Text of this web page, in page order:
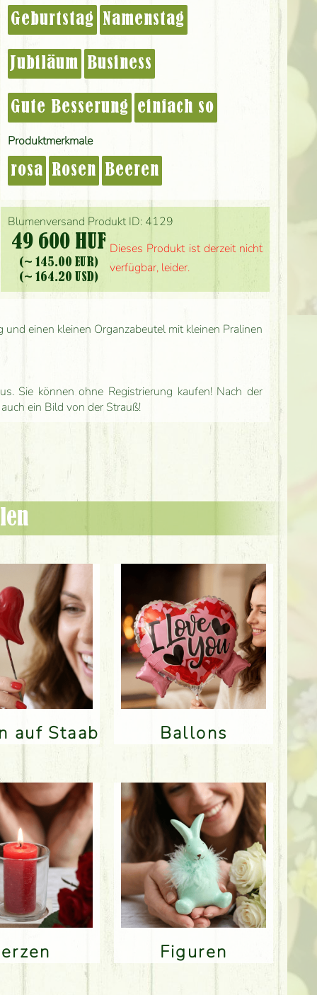
Blumenversand Produkt ID: 4129
49 600 HUF
(~ 145.00 EUR)
(~ 164.20 USD)
Dieses Produkt ist derzeit nicht
verfügbar, leider.
Geburtstag Namenstag
Jubiläum Business
Gute Besserung einfach so
Produktmerkmale
rosa Rosen Beeren
einen kleinen Organzabeutel mit kleinen Pralinen
Sie können ohne Registrierung kaufen! Nach der
ein Bild von der Strauß!
auf Staab Ballons
Kerzen Figuren